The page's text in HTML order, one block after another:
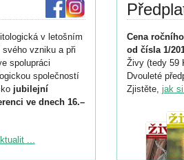
v letošním
vzniku a při
spolupráci
společností
jubilejní
ve dnech 16.–
ke konferenci
...
Cena
od čísla 1/
Živy (tedy 59
Dvouleté
Zjistěte, jak